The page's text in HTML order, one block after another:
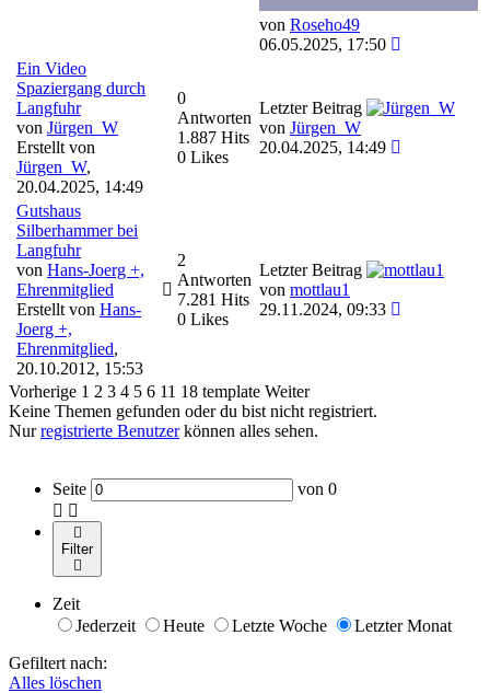
von Roseho49
06.05.2025, 17:50
Ein Video
Spaziergang durch
Langfuhr
von Jürgen_W
Erstellt von
Jürgen_W,
20.04.2025, 14:49
0
Antworten
1.887 Hits
0 Likes
Letzter Beitrag
von Jürgen_W
20.04.2025, 14:49
Gutshaus
Silberhammer bei
Langfuhr
von Hans-Joerg +,
Ehrenmitglied
Erstellt von Hans-
Joerg +,
Ehrenmitglied,
20.10.2012, 15:53
2
Antworten
7.281 Hits
0 Likes
Letzter Beitrag
von mottlau1
29.11.2024, 09:33
Vorherige 1 2 3 4 5 6 11 18 template Weiter
Keine Themen gefunden oder du bist nicht registriert.
Nurregistrierte Benutzerkönnen alles sehen.
Seite von 0
Filter
Zeit
Jederzeit
Heute Letzte Woche
Letzter Monat
Gefiltert nach:
Alles löschen